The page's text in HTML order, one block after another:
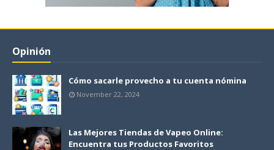
Opinión
Cómo sacarle provecho a tu cuenta nómina
November 22, 2024
Las Mejores Tiendas de Vapeo Online:
Encuentra tus Productos Favoritos